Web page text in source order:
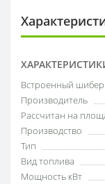
Встроенный шибер
Производитель
Рассчитан на
Производство
Тип
Вид топлива
Мощность кВт